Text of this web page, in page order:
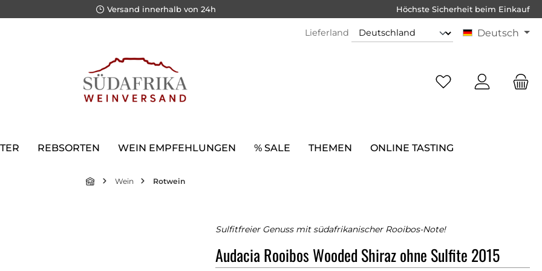
Versand innerhalb von 24h Höchste Sicherheit beim Einkauf
Lieferland Deutsch
REBSORTEN WEIN EMPFEHLUNGEN % SALE THEMEN ONLINE TASTING
Wein Rotwein
Sulfitfreier Genuss mit südafrikanischer Rooibos-Note!
Audacia Rooibos Wooded Shiraz ohne Sulfite 2015